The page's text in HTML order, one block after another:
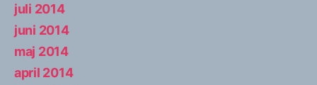
juli 2014
juni 2014
maj 2014
april 2014